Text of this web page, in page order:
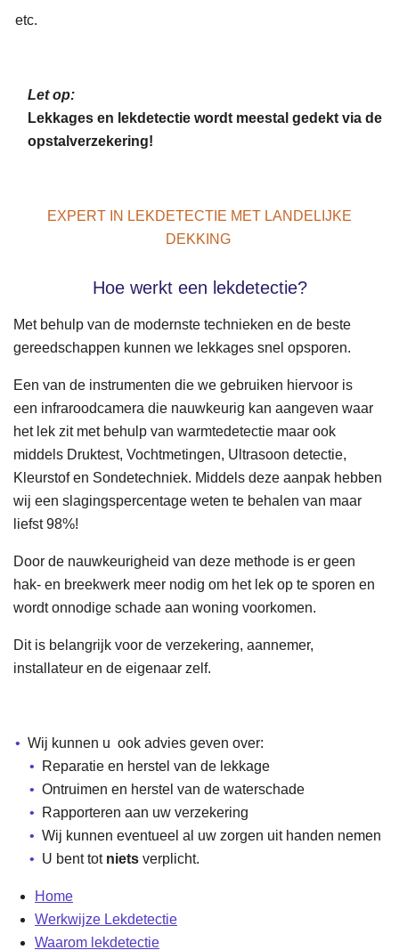
etc.
Let op:
Lekkages en lekdetectie wordt meestal gedekt via de
opstalverzekering!
EXPERT IN LEKDETECTIE MET LANDELIJKE
DEKKING
Hoe werkt een lekdetectie?
Met behulp van de modernste technieken en de beste
gereedschappen kunnen we lekkages snel opsporen.
Een van de instrumenten die we gebruiken hiervoor is
een infraroodcamera die nauwkeurig kan aangeven waar
het lek zit met behulp van warmtedetectie maar ook
middels Druktest, Vochtmetingen, Ultrasoon detectie,
Kleurstof en Sondetechniek. Middels deze aanpak hebben
wij een slagingspercentage weten te behalen van maar
liefst 98%!
Door de nauwkeurigheid van deze methode is er geen
hak- en breekwerk meer nodig om het lek op te sporen en
wordt onnodige schade aan woning voorkomen.
Dit is belangrijk voor de verzekering, aannemer,
installateur en de eigenaar zelf.
Wij kunnen u ook advies geven over:
Reparatie en herstel van de lekkage
Ontruimen en herstel van de waterschade
Rapporteren aan uw verzekering
Wij kunnen eventueel al uw zorgen uit handen nemen
U bent tot nietsverplicht.
Home
Werkwijze Lekdetectie
Waarom lekdetectie